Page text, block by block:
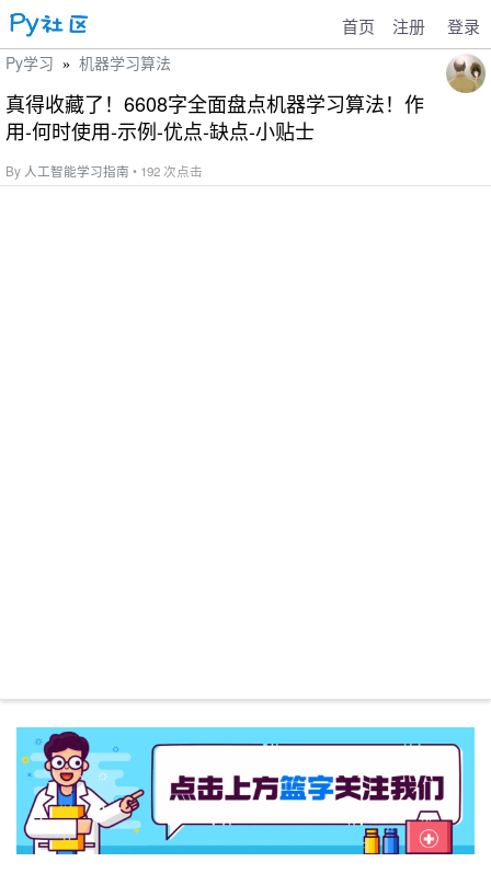
首页 注册 登录
Py学习 » 机器学习算法
真得收藏了！6608字全面盘点机器学习算法！作
用-何时使用-示例-优点-缺点-小贴士
By 人工智能学习指南 • 192 次点击